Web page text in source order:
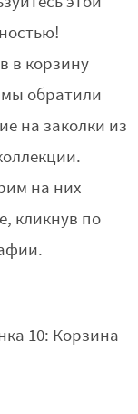
в корзину
обратили
на заколки из
на них
кликнув по
10: Корзина